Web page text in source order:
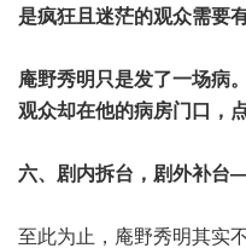
是疯狂且迷茫的观众需要
庵野秀明只是发了一场病。
观众却在他的病房门口，
六、剧内拆台，剧外补
至此为止，庵野秀明其实